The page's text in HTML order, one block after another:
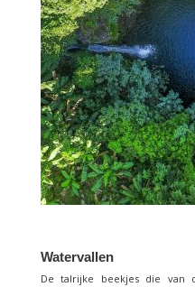
Watervallen
De talrijke beekjes die van